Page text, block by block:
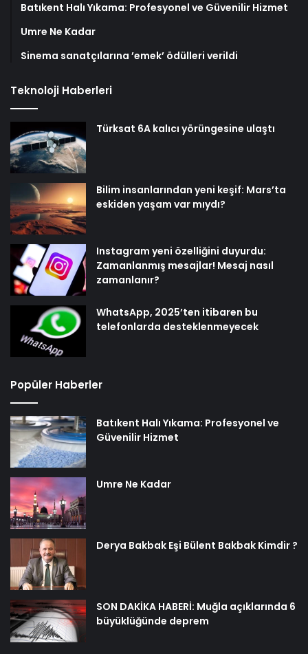
Batıkent Halı Yıkama: Profesyonel ve Güvenilir Hizmet
Umre Ne Kadar
Sinema sanatçılarına ’emek’ ödülleri verildi
Teknoloji Haberleri
Türksat 6A kalıcı yörüngesine ulaştı
Bilim insanlarından yeni keşif: Mars’ta
eskiden yaşam var mıydı?
Instagram yeni özelliğini duyurdu:
Zamanlanmış mesajlar! Mesaj nasıl
zamanlanır?
WhatsApp, 2025’ten itibaren bu
telefonlarda desteklenmeyecek
Popüler Haberler
Batıkent Halı Yıkama: Profesyonel ve
Güvenilir Hizmet
Umre Ne Kadar
Derya Bakbak Eşi Bülent Bakbak Kimdir ?
SON DAKİKA HABERİ: Muğla açıklarında 6
büyüklüğünde deprem